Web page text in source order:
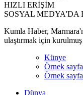
HIZLI ERİŞİM
SOSYAL MEDYA'DA
Kumla Haber,
ulaştırmak için
Künye
Örnek sayfa
Örnek sayfa
Dünya